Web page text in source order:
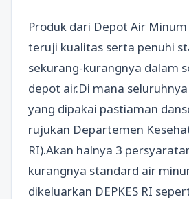
Produk dari Depot Air
teruji kualitas serta penuhi
sekurang-kurangnya dalam
depot air.Di mana
yang dipakai pastiaman
rujukan Departemen
RI).Akan halnya 3
kurangnya standard air
dikeluarkan DEPKES RI